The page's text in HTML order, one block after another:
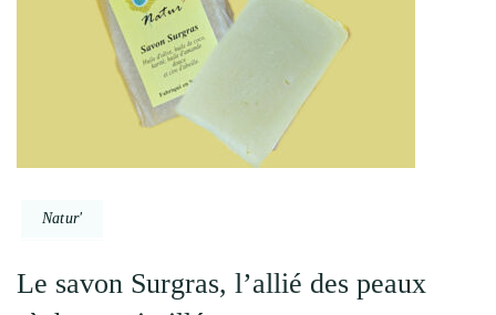
Natur'
Le savon Surgras, l’allié des peaux